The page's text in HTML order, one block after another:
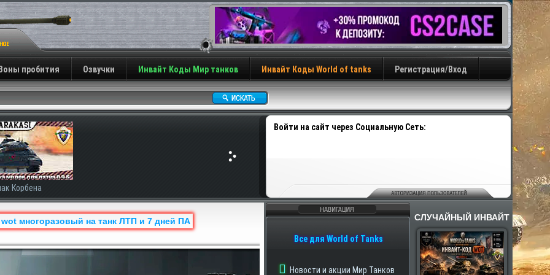
пробития Озвучки Инвайт Коды Мир танков Инвайт Коды World of tanks Регистрация/Вход
Войти на сайт через Социальную Сеть:
Корбена
СЛУЧАЙНЫЙ ИНВАЙТ
Навигация
Все для World of Tanks
Новости и акции Мир Танков
многоразовый на танк ЛТП и 7 дней ПА